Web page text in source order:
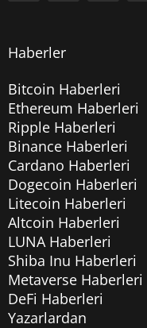
Haberler
Bitcoin Haberleri
Ethereum Haberleri
Ripple Haberleri
Binance Haberleri
Cardano Haberleri
Dogecoin Haberleri
Litecoin Haberleri
Altcoin Haberleri
LUNA Haberleri
Shiba Inu Haberleri
Metaverse Haberleri
DeFi Haberleri
Yazarlardan